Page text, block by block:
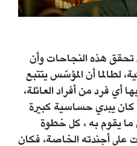
تحقق هذه النجاحات وأن
لطالما أن المؤسّس يتتبع
أي فرد من أفراد العائلة،
يبدي حساسية كبيرة
ما يقوم به ، كل خطوة
على أجندته الخاصة، فكان